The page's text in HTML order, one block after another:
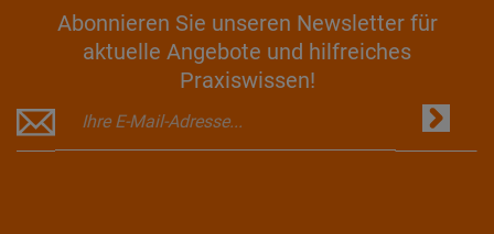
Abonnieren Sie unseren Newsletter für
aktuelle Angebote und hilfreiches
Praxiswissen!